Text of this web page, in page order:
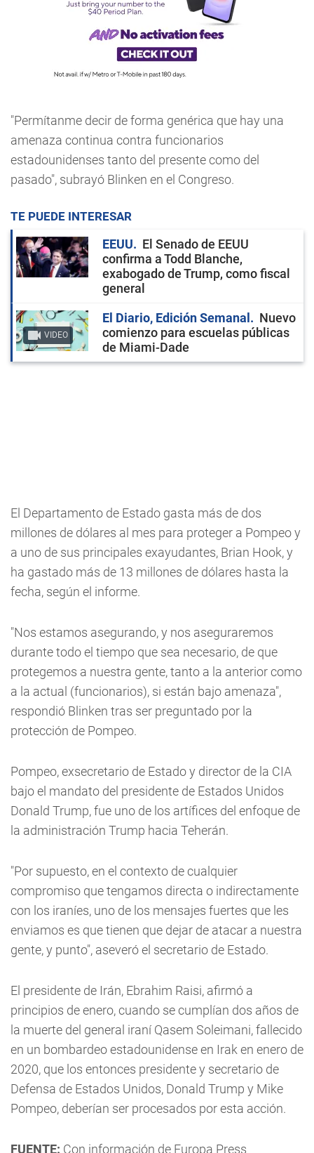
"Permítanme decir de forma genérica que hay una
amenaza continua contra funcionarios
estadounidenses tanto del presente como del
pasado", subrayó Blinken en el Congreso.
TE PUEDE INTERESAR
EEUU
El Senado de EEUU
confirma a Todd Blanche,
exabogado de Trump, como fiscal
general
VIDEO
El Diario, Edición Semanal
Nuevo
comienzo para escuelas públicas
de Miami-Dade
El Departamento de Estado gasta más de dos
millones de dólares al mes para proteger a Pompeo y
a uno de sus principales exayudantes, Brian Hook, y
ha gastado más de 13 millones de dólares hasta la
fecha, según el informe.
"Nos estamos asegurando, y nos aseguraremos
durante todo el tiempo que sea necesario, de que
protegemos a nuestra gente, tanto a la anterior como
a la actual (funcionarios), si están bajo amenaza",
respondió Blinken tras ser preguntado por la
protección de Pompeo.
Pompeo, exsecretario de Estado y director de la CIA
bajo el mandato del presidente de Estados Unidos
Donald Trump, fue uno de los artífices del enfoque de
la administración Trump hacia Teherán.
"Por supuesto, en el contexto de cualquier
compromiso que tengamos directa o indirectamente
con los iraníes, uno de los mensajes fuertes que les
enviamos es que tienen que dejar de atacar a nuestra
gente, y punto", aseveró el secretario de Estado.
El presidente de Irán, Ebrahim Raisi, afirmó a
principios de enero, cuando se cumplían dos años de
la muerte del general iraní Qasem Soleimani, fallecido
en un bombardeo estadounidense en Irak en enero de
2020, que los entonces presidente y secretario de
Defensa de Estados Unidos, Donald Trump y Mike
Pompeo, deberían ser procesados por esta acción.
FUENTE: Con información de Europa Press